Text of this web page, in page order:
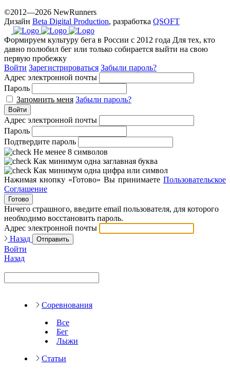
©2012—2026 NewRunners
Дизайн Beta Digital Production, разработка QSOFT
Формируем культуру бега в России с 2012 года Для тех, кто
давно полюбил бег или только собирается выйти на свою
первую пробежку
Войти Зарегистрироваться Забыли пароль?
Адрес электронной почты
Пароль
Запомнить меня Забыли пароль?
Войти
Адрес электронной почты
Пароль
Подтвердите пароль
Не менее 8 символов
Как минимум одна заглавная буква
Как минимум одна цифра или символ
Нажимая кнопку «Готово» Вы принимаете Пользовательское
Соглашение
Готово
Ничего страшного, введите email пользователя, для которого
необходимо восстановить пароль.
Адрес электронной почты
Назад
Отправить
Войти
Назад
Соревнования
Все
Бег
Лыжи
Статьи